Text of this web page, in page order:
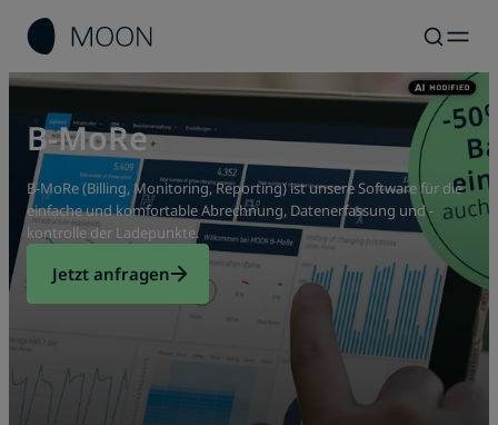
B-MoRe
B-MoRe (Billing, Monitoring, Reporting) ist unsere Software für die
einfache und komfortable Abrechnung, Datenerfassung und -
kontrolle der Ladepunkte.
Jetzt anfragen